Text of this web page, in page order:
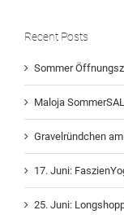
Recent Posts
Sommer
Maloja
Gravelründchen
17. Juni:
25. Juni: